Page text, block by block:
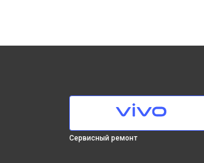
Сервисный ремонт